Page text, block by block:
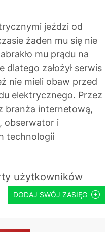
jeździ od
żaden mu się nie
mu prądu na
dlatego założył serwis
nie mieli obaw przed
elektrycznego. Przez
branża internetową,
obserwator i
technologii
użytkowników
DODAJ SWÓJ ZASIĘG